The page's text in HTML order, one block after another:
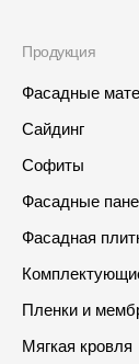
Продукция
Фасадные
Сайдинг
Софиты
Фасадные
Фасадная
Пленки и
Мягкая кровля